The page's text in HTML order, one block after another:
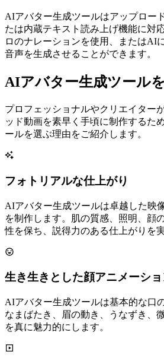
AIアバター生成ツールはアップロー
たは内蔵テキスト読み上げ機能に対
ロのナレーションを使用、またはAI
音声を生成させることができます。
AIアバター生成ツール
プロフェッショナルやクリエイター
ッド動画を素早く手頃に制作するた
ールを選ぶ理由をご紹介します。
フォトリアルな仕上がり
AIアバター生成ツールは卓越した映
を制作します。肌の質感、照明、顔
性を保ち、説得力のある仕上がりを
生き生きとした顔アニメーショ
AIアバター生成ツールは基本的な口
なまばたき、眉の動き、うなずき、
を真に魅力的にします。